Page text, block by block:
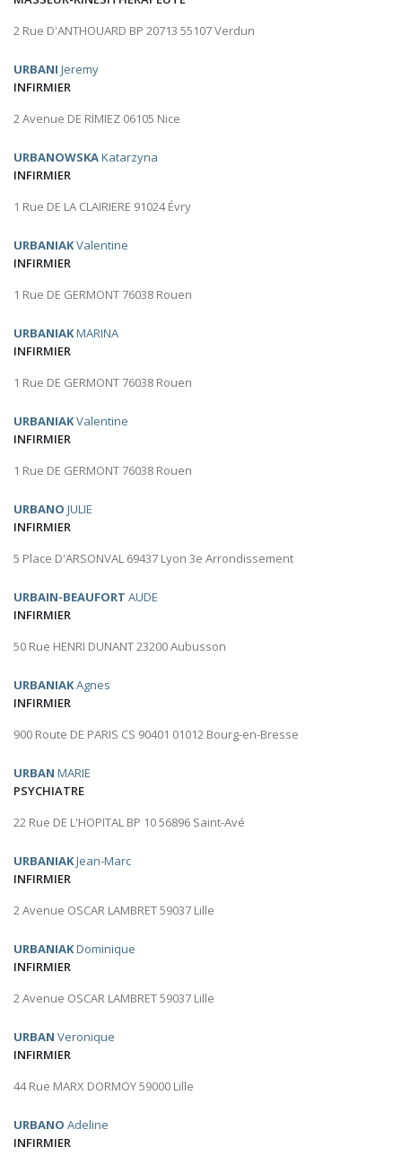
2 Rue D'ANTHOUARD BP 20713 55107 Verdun
URBANI Jeremy
INFIRMIER
2 Avenue DE RIMIEZ 06105 Nice
URBANOWSKAKatarzyna
INFIRMIER
1 Rue DE LA CLAIRIERE 91024 Évry
URBANIAKValentine
INFIRMIER
1 Rue DE GERMONT 76038 Rouen
URBANIAKMARINA
INFIRMIER
1 Rue DE GERMONT 76038 Rouen
URBANIAKValentine
INFIRMIER
1 Rue DE GERMONT 76038 Rouen
URBANO JULIE
INFIRMIER
5 Place D'ARSONVAL 69437 Lyon 3e Arrondissement
URBAIN-BEAUFORT AUDE
INFIRMIER
50 Rue HENRI DUNANT 23200 Aubusson
URBANIAKAgnes
INFIRMIER
900 Route DE PARIS CS 90401 01012 Bourg-en-Bresse
URBAN MARIE
PSYCHIATRE
22 Rue DE L'HOPITAL BP 10 56896 Saint-Avé
URBANIAKJean-Marc
INFIRMIER
2 Avenue OSCAR LAMBRET 59037 Lille
URBANIAKDominique
INFIRMIER
2 Avenue OSCAR LAMBRET 59037 Lille
URBAN Veronique
INFIRMIER
44 Rue MARX DORMOY 59000 Lille
URBANO Adeline
INFIRMIER